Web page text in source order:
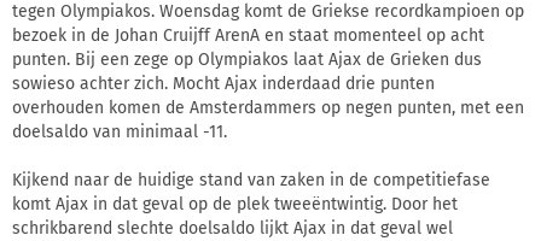
tegen Olympiakos. Woensdag komt de Griekse recordkampioen op
bezoek in de Johan Cruijff ArenA en staat momenteel op acht
punten. Bij een zege op Olympiakos laat Ajax de Grieken dus
sowieso achter zich. Mocht Ajax inderdaad drie punten
overhouden komen de Amsterdammers op negen punten, met een
doelsaldo van minimaal -11.
Kijkend naar de huidige stand van zaken in de competitiefase
komt Ajax in dat geval op de plek tweeëntwintig. Door het
schrikbarend slechte doelsaldo lijkt Ajax in dat geval wel